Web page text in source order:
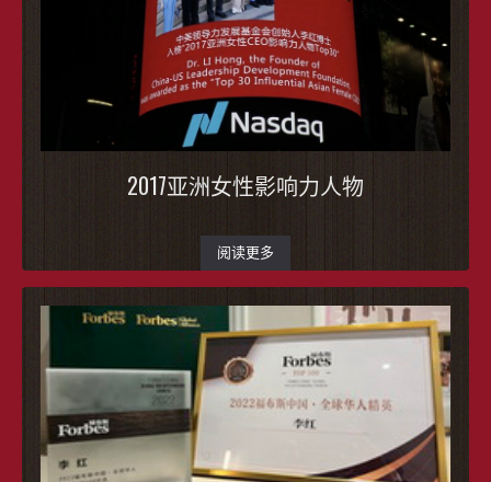
2017亚洲女性影响力人物
阅读更多